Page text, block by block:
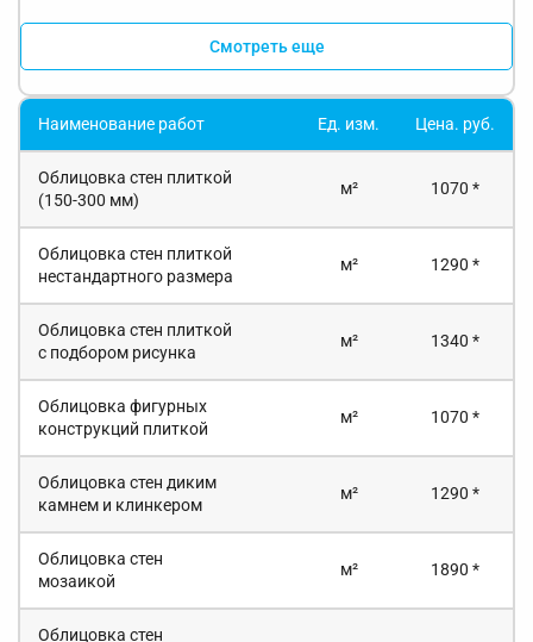
Смотреть еще
Наименование работ Ед. изм. Цена. руб.
Облицовка стен плиткой
(150-300 мм)
м² 1070 *
Облицовка стен плиткой
нестандартного размера
м² 1290 *
Облицовка стен плиткой
с подбором рисунка
м² 1340 *
Облицовка фигурных
конструкций плиткой
м² 1070 *
Облицовка стен диким
камнем и клинкером
м² 1290 *
Облицовка стен
мозаикой
м² 1890 *
Облицовка стен